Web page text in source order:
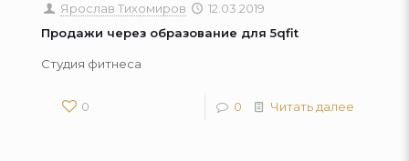
Ярослав Тихомиров
12.03.2019
Продажи через образование для 5qfit
Студия фитнеса
0 0 Читать далее